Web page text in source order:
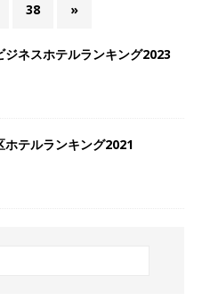
38 »
ジネスホテルランキング2023
ホテルランキング2021